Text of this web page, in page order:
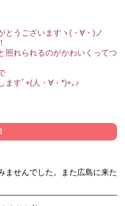
とうございますヽ(・∀・)ノ
照れられるのがかわいくってつ
ますﾟ+(人・∀・*)+｡♪
ませんでした。また広島に来た